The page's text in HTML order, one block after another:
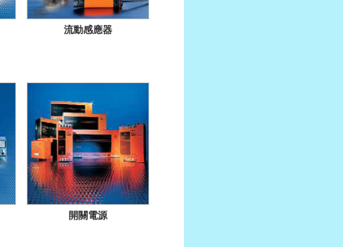
流動感應器
開關電源